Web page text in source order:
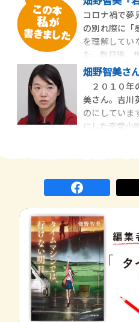
コロナ禍で夢
の別れ際に「
を理解してい
た。数日後、
畑野智美さ
２０１０年
美さん。吉川
のにしていま
にした恋愛小